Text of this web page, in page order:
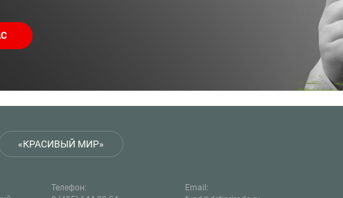
«КРАСИВЫЙ МИР»
Телефон:
Email: